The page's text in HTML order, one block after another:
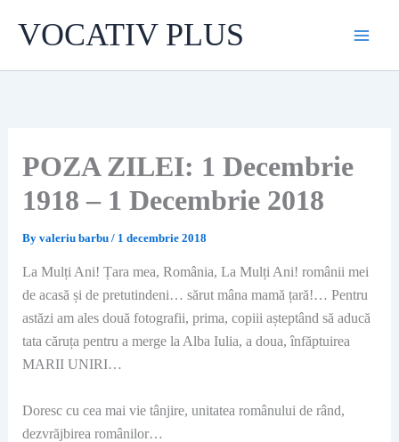
VOCATIV PLUS
POZA ZILEI: 1 Decembrie
1918 – 1 Decembrie 2018
By valeriu barbu / 1 decembrie 2018
La Mulți Ani! Țara mea, România, La Mulți Ani! românii mei
de acasă și de pretutindeni… sărut mâna mamă țară!… Pentru
astăzi am ales două fotografii, prima, copiii așteptând să aducă
tata căruța pentru a merge la Alba Iulia, a doua, înfăptuirea
MARII UNIRI…
Doresc cu cea mai vie tânjire, unitatea românului de rând,
dezvrăjbirea românilor…